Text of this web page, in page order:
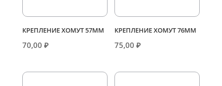
КРЕПЛЕНИЕ ХОМУТ 57ММ
70,00 ₽
КРЕПЛЕНИЕ ХОМУТ 76ММ
75,00₽